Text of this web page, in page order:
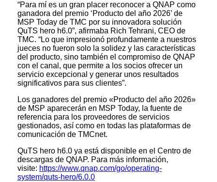
“Para mí es un gran placer reconocer a QNAP como
ganadora del premio ‘Producto del año 2026’ de
MSP Today de TMC por su innovadora solución
QuTS hero h6.0”, afirmaba Rich Tehrani, CEO de
TMC. “Lo que impresionó profundamente a nuestros
jueces no fueron solo la solidez y las características
del producto, sino también el compromiso de QNAP
con el canal, que permite a los socios ofrecer un
servicio excepcional y generar unos resultados
significativos para sus clientes”.
Los ganadores del premio «Producto del año 2026»
de MSP aparecerán en MSP Today, la fuente de
referencia para los proveedores de servicios
gestionados, así como en todas las plataformas de
comunicación de TMCnet.
QuTS hero h6.0 ya está disponible en el Centro de
descargas de QNAP. Para más información,
visite: https://www.qnap.com/go/operating-
system/quts-hero/6.0.0